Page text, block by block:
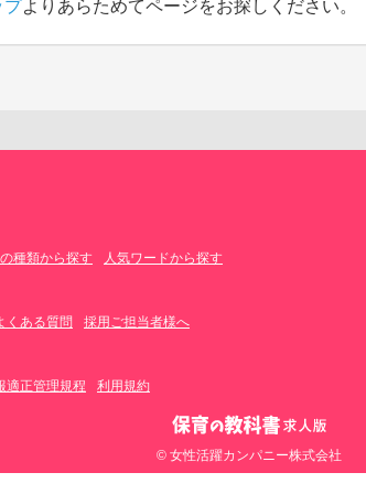
プよりあらためてページをお探しください。
種類から探す 人気ワードから探す
くある質問 採用ご担当者様へ
適正管理規程 利用規約
© 女性活躍カンパニー株式会社